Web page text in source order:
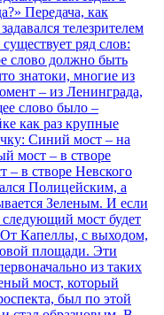
Передача, как
телезрителем
ряд слов:
слово должно быть
знатоки, многие из
– из Ленинграда,
слово было –
как раз крупные
Синий мост – на
мост – в створе
– в створе Невского
Полицейским, а
Зеленым. И если
мост будет
Капеллы, с выходом,
площади. Эти
из таких
мост, который
был по этой